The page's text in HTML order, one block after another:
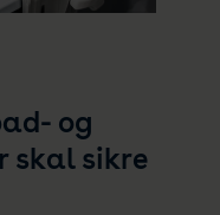
og
skal sikre